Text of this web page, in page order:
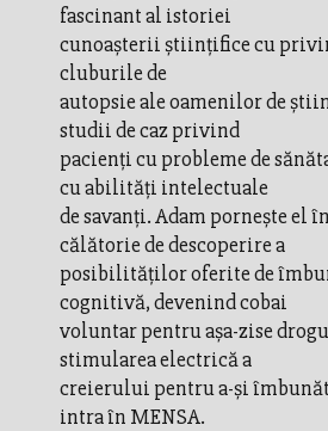
fascinant al istoriei
cunoaşterii ştiinţifice cu
cluburile de
autopsie ale oamenilor de
studii de caz privind
pacienţi cu probleme de
cu abilităţi intelectuale
de savanţi. Adam porneşte el
călătorie de descoperire a
posibilităţilor oferite de
cognitivă, devenind cobai
voluntar pentru aşa-zise
stimularea electrică a
creierului pentru a-şi
intra în MENSA.